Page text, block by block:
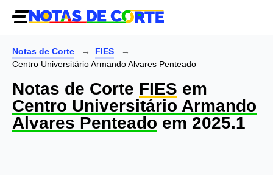
Notas de Corte
FIES
Centro Universitário Armando Alvares Penteado
Notas de Corte FIES em
Centro Universitário Armando
Alvares Penteado em 2025.1